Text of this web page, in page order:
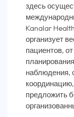
здесь
Kanalar
организует
пациентов,
наблюдения,
предложить